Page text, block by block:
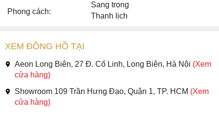
Phong cách:
Sang trọng
Thanh lịch
XEM ĐỒNG HỒ TẠI
Aeon Long Biên, 27 Đ. Cổ Linh, Long Biên, Hà Nội (Xem
cửa hàng)
Showroom 109 Trần Hưng Đạo, Quận 1, TP. HCM (Xem
cửa hàng)